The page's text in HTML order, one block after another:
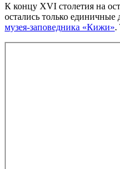
К концу XVI столетия на
остались только
музея‑заповедника «Кижи».